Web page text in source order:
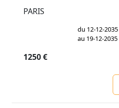
PARIS
du 12-12-2035
au 19-12-2035
1250 €